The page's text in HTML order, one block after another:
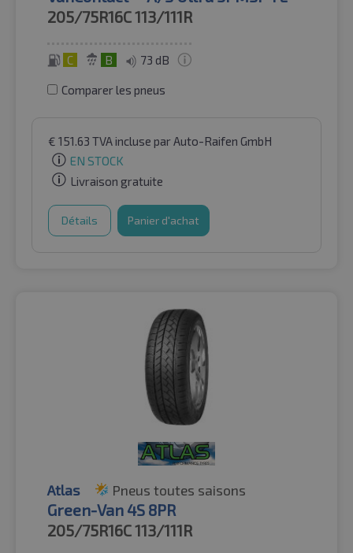
205/75R16C113/111R
C B 73 dB
Comparer les pneus
€ 151.63 TVA incluse par Auto-Raifen GmbH
EN STOCK
Livraison gratuite
Détails Panier d'achat
Atlas Pneus toutes saisons
Green-Van 4S 8PR
205/75R16C113/111R